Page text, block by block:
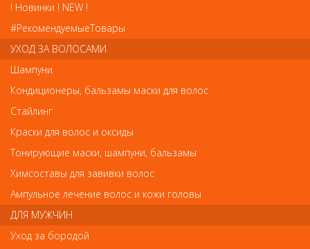
Шлифовщик для искусственных ногтей розовый
Шлифовщик для искусственных ногтей
розовый
Арт.0253
63р.-
! Новинки ! NEW !
#РекомендуемыеТовары
УХОД ЗА ВОЛОСАМИ
Шампуни
Кондиционеры, бальзамы маски для волос
Стайлинг
Краски для волос и оксиды
Тонирующие маски, шампуни, бальзамы
Химсоставы для завивки волос
Ампульное лечение волос и кожи головы
ДЛЯ МУЖЧИН
Уход за бородой